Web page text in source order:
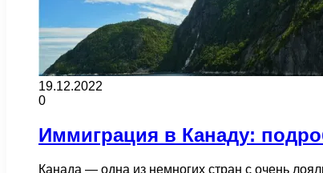
19.12.2022
0
Иммиграция в Канаду:
Канада — одна из немногих стран с очень